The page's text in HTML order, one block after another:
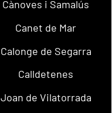
Cànoves i Samalús
Canet de Mar
Calonge de Segarra
Calldetenes
Joan de Vilatorrada